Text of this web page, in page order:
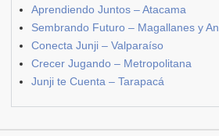
Aprendiendo Juntos – Atacama
Sembrando Futuro – Magallanes y
Conecta Junji – Valparaíso
Crecer Jugando – Metropolitana
Junji te Cuenta – Tarapacá